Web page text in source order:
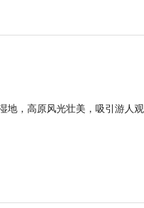
地，高原风光壮美，吸引游人观